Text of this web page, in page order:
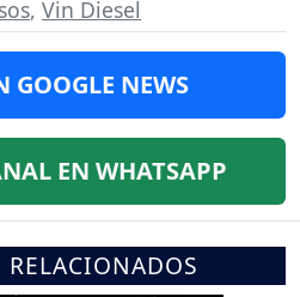
, Vin Diesel
GOOGLE NEWS
EN WHATSAPP